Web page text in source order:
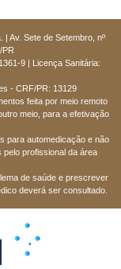
Av. Sete de Setembro, nº
PR
9 | Licença Sanitária:
- CRF/PR: 13129
feita por meio remoto
meio, para a efetivação
para automedicação e não
profissional da área
de saúde e prescrever
deverá ser consultado.